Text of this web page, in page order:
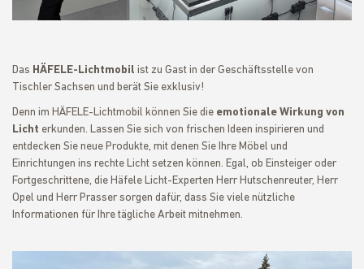
Das HÄFELE-Lichtmobil ist zu Gast in der Geschäftsstelle von
Tischler Sachsen und berät Sie exklusiv!
Denn im HÄFELE-Lichtmobil können Sie die emotionale Wirkung von
Licht erkunden. Lassen Sie sich von frischen Ideen inspirieren und
entdecken Sie neue Produkte, mit denen Sie Ihre Möbel und
Einrichtungen ins rechte Licht setzen können. Egal, ob Einsteiger oder
Fortgeschrittene, die Häfele Licht-Experten Herr Hutschenreuter, Herr
Opel und Herr Prasser sorgen dafür, dass Sie viele nützliche
Informationen für Ihre tägliche Arbeit mitnehmen.